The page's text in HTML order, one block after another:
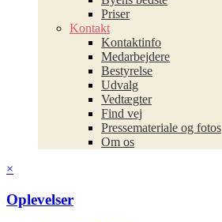
Priser
Kontakt
Kontaktinfo
Medarbejdere
Bestyrelse
Udvalg
Vedtægter
Find vej
Pressemateriale og fotos
Om os
×
Oplevelser